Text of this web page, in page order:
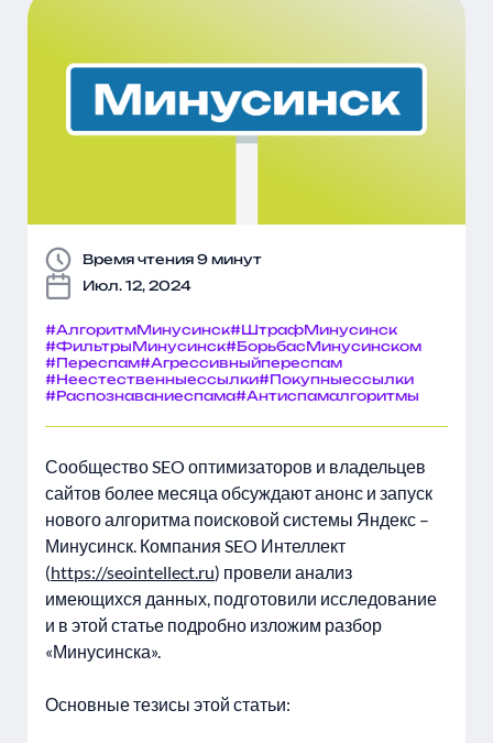
Время чтения 9 минут
Июл. 12, 2024
#АлгоритмМинусинск#ШтрафМинусинск
#ФильтрыМинусинск#БорьбасМинусинском
#Переспам#Агрессивныйпереспам
#Неестественныессылки#Покупныессылки
#Распознаваниеспама#Антиспамалгоритмы
Сообщество SEO оптимизаторов и владельцев
сайтов более месяца обсуждают анонс и запуск
нового алгоритма поисковой системы Яндекс –
Минусинск. Компания SEO Интеллект
(https://seointellect.ru) провели анализ
имеющихся данных, подготовили исследование
и в этой статье подробно изложим разбор
«Минусинска».
Основные тезисы этой статьи: